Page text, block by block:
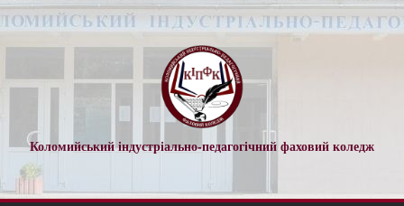
Коломийський індустріально-педагогічний фаховий коледж